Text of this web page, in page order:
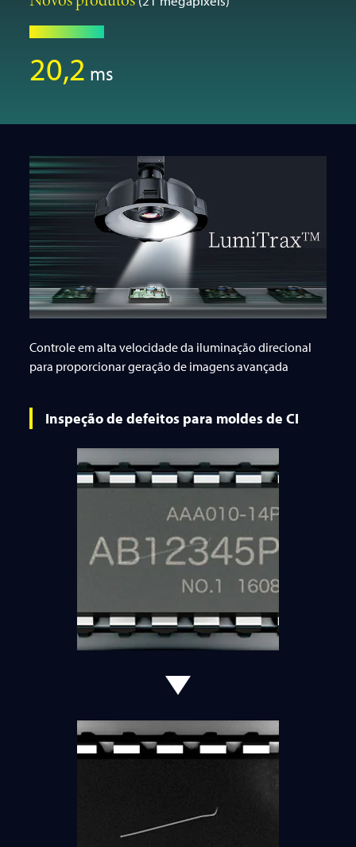
20,2 ms
Controle em alta velocidade da iluminação direcional
para proporcionar geração de imagens avançada
Inspeção de defeitos para moldes de CI